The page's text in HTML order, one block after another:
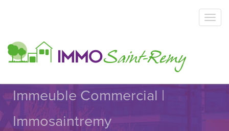
Immeuble Commercial |
Immosaintremy